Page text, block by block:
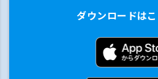
ダウンロードは